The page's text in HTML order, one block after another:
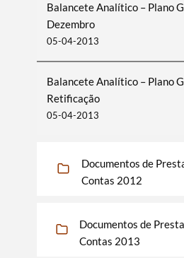
Balancete Analítico – Plano
Dezembro
05-04-2013
Balancete Analítico – Plano
Retificação
05-04-2013
Documentos de
Contas 2012
Documentos de
Contas 2013